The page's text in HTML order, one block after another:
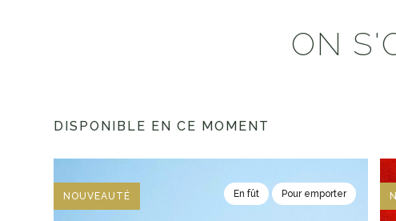
ON
DISPONIBLE EN CE MOMENT
NOUVEAUTÉ En fût Pour emporter